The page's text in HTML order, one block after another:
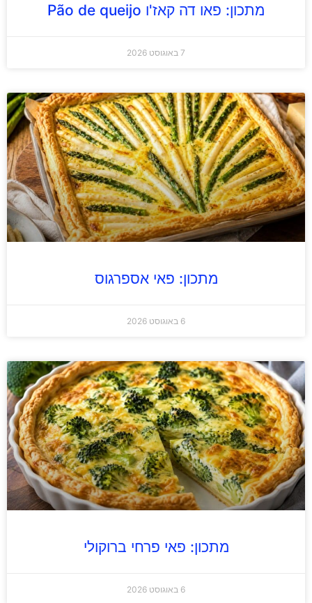
מתכון: פאו דה קאז'ו Pão de queijo
7 באוגוסט 2026
מתכון: פאי אספרגוס
6 באוגוסט 2026
מתכון: פאי פרחי ברוקולי
6 באוגוסט 2026